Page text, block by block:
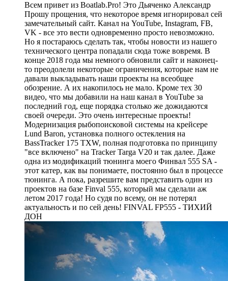
Всем привет из Boatlab.Pro! Это Дьяченко Александр
Прошу прощения, что некоторое время игнорировал сей
замечательный сайт. Канал на YouTube, Instagram, FB,
VK - все это вести одновременно просто невозможно.
Но я постараюсь сделать так, чтобы новости из нашего
технического центра попадали сюда тоже вовремя. В
конце 2018 года мы немного обновили сайт и наконец-
то преодолели некоторые ограничения, которые нам не
давали выкладывать наши проекты на всеобщее
обозрение. А их накопилось не мало. Кроме тех 30
видео, что мы добавили на наш канал в YouTube за
последний год, еще порядка столько же дожидаются
своей очереди. Это очень интересные проекты!
Модернизация рыбопоисковой системы на крейсере
Lund Baron, установка полного остекления на
BassTracker 175 TXW, полная подготовка по принципу
"все включено" на Tracker Targa V20 и так далее. Даже
одна из модификаций тюнинга моего Финвал 555 SA -
этот катер, как вы понимаете, постоянно был в процессе
тюнинга. А пока, разрешите вам представить один из
проектов на базе Finval 555, который мы сделали аж
летом 2017 года! Но судя по всему, он не потерял
актуальность и по сей день! FINVAL FP555 - ТИХИЙ
ДОН